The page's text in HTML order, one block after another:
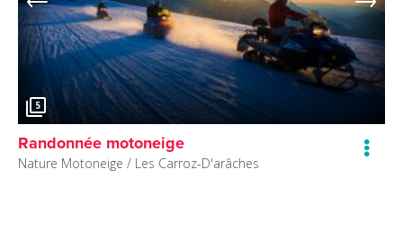
5
Randonnée motoneige
Nature Motoneige / Les Carroz-D'arâches